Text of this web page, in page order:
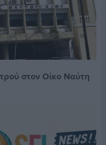
στον Οίκο Ναύτη